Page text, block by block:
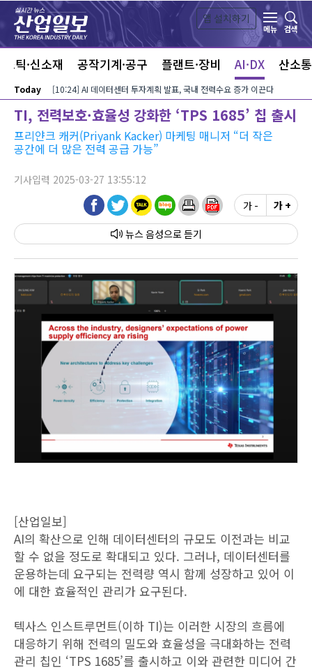
본문 바로가기
앱 설치하기
메뉴
검색
틱·신소재 공작기계·공구 플랜트·장비 AI·DX 산소통
Today [10:24] AI 데이터센터 투자계획 발표, 국내 전력수요 증가 이끈다
TI, 전력보호·효율성 강화한 ‘TPS 1685’ 칩 출시
프리얀크 캐커(Priyank Kacker) 마케팅 매니저 “더 작은
공간에 더 많은 전력 공급 가능”
기사입력 2025-03-27 13:55:12
뉴스 음성
가 - 가 +
[산업일보]
AI의 확산으로 인해 데이터센터의 규모도 이전과는 비교
할 수 없을 정도로 확대되고 있다. 그러나, 데이터센터를
운용하는데 요구되는 전력량 역시 함께 성장하고 있어 이
에 대한 효율적인 관리가 요구된다.
텍사스 인스트루먼트(이하 TI)는 이러한 시장의 흐름에
대응하기 위해 전력의 밀도와 효율성을 극대화하는 전력
관리 칩인 ‘TPS 1685’를 출시하고 이와 관련한 미디어 간